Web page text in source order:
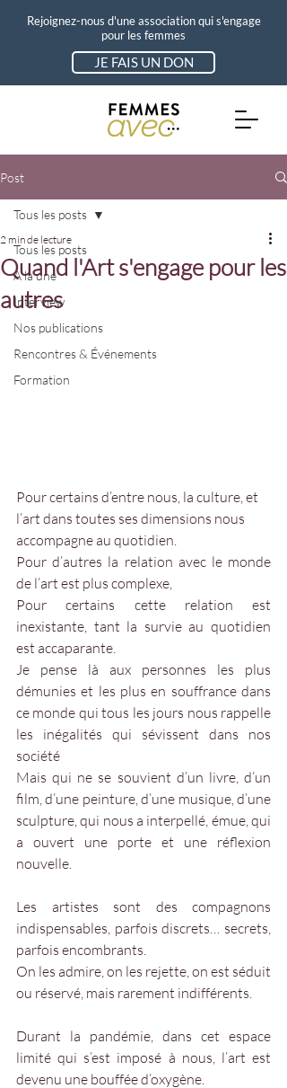
Rejoignez-nous d'une association qui s'engage
pour les femmes
JE FAIS UN DON
Post
Tous les posts
A la une
Interview
Nos publications
Rencontres & Événements
Formation
Tous les posts
Quand l'Art s'engage pour les
autres
2 min de lecture
Pour certains d’entre nous, la culture, et
l’art dans toutes ses dimensions nous
accompagne au quotidien.
Pour d’autres la relation avec le monde
de l’art est plus complexe,
Pour certains cette relation est
inexistante, tant la survie au quotidien
est accaparante.
Je pense là aux personnes les plus
démunies et les plus en souffrance dans
ce monde qui tous les jours nous rappelle
les inégalités qui sévissent dans nos
société
Mais qui ne se souvient d’un livre, d’un
film, d’une peinture, d’une musique, d’une
sculpture, qui nous a interpellé, émue, qui
a ouvert une porte et une réflexion
nouvelle.
Les artistes sont des compagnons
indispensables, parfois discrets… secrets,
parfois encombrants.
On les admire, on les rejette, on est séduit
ou réservé, mais rarement indifférents.
Durant la pandémie, dans cet espace
limité qui s’est imposé à nous, l’art est
devenu une bouffée d’oxygène.